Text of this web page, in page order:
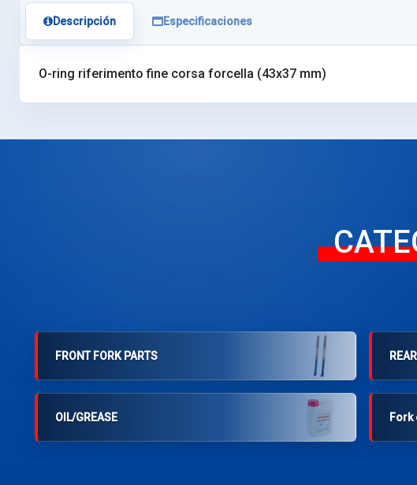
Descripción Especificaciones
O-ring riferimento fine corsa forcella (43x37 mm)
FRONT FORK PARTS
OIL/GREASE Fork